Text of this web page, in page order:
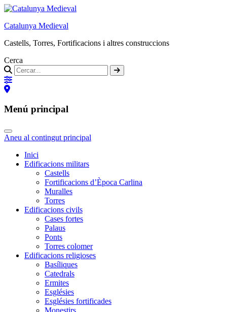
Catalunya Medieval
Castells, Torres, Fortificacions i altres construccions
Cerca
Menú principal
Aneu al contingut principal
Inici
Edificacions militars
Castells
Fortificacions d’Època Carlina
Muralles
Torres
Edificacions civils
Cases fortes
Palaus
Ponts
Torres colomer
Edificacions religioses
Basíliques
Catedrals
Ermites
Esglésies
Esglésies fortificades